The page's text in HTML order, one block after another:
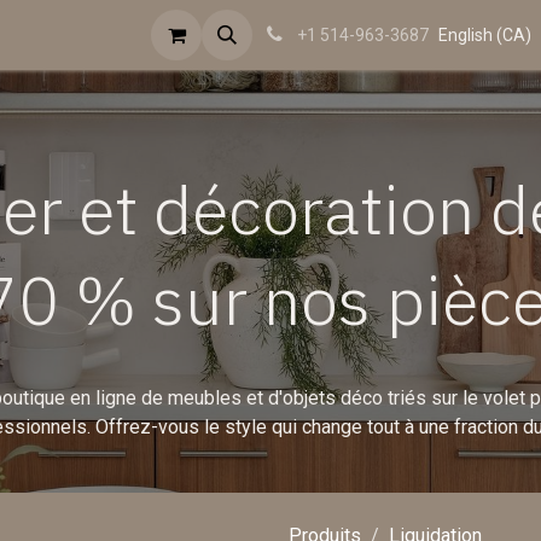
Contactez-nous FAQ Revue de presse
+1 514-963-3687 English (CA)
et décoration
% sur nos
en ligne de meubles et d'objets déco triés sur le volet
Offrez-vous le style qui change tout à une fraction
Produits Liquidation